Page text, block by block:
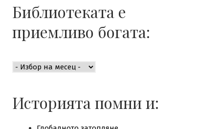
Библиотеката е
приемливо богата:
Историята помни и: